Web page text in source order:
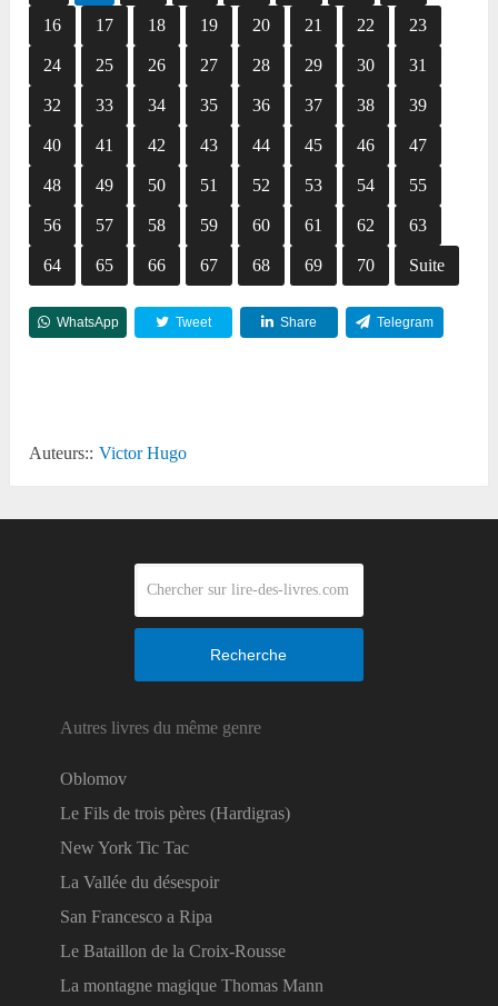
16 17 18 19 20 21 22 23
24 25 26 27 28 29 30 31
32 33 34 35 36 37 38 39
40 41 42 43 44 45 46 47
48 49 50 51 52 53 54 55
56 57 58 59 60 61 62 63
64 65 66 67 68 69 70 Suite
WhatsApp Tweet Share Telegram
Auteurs:: Victor Hugo
Recherche
Autres livres du même genre
Oblomov
Le Fils de trois pères (Hardigras)
New York Tic Tac
La Vallée du désespoir
San Francesco a Ripa
Le Bataillon de la Croix-Rousse
La montagne magique Thomas Mann